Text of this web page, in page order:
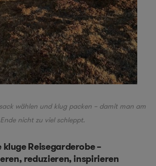
wählen und klug packen – damit man am
Ende nicht zu viel schleppt.
kluge Reisegarderobe –
reduzieren, inspirieren